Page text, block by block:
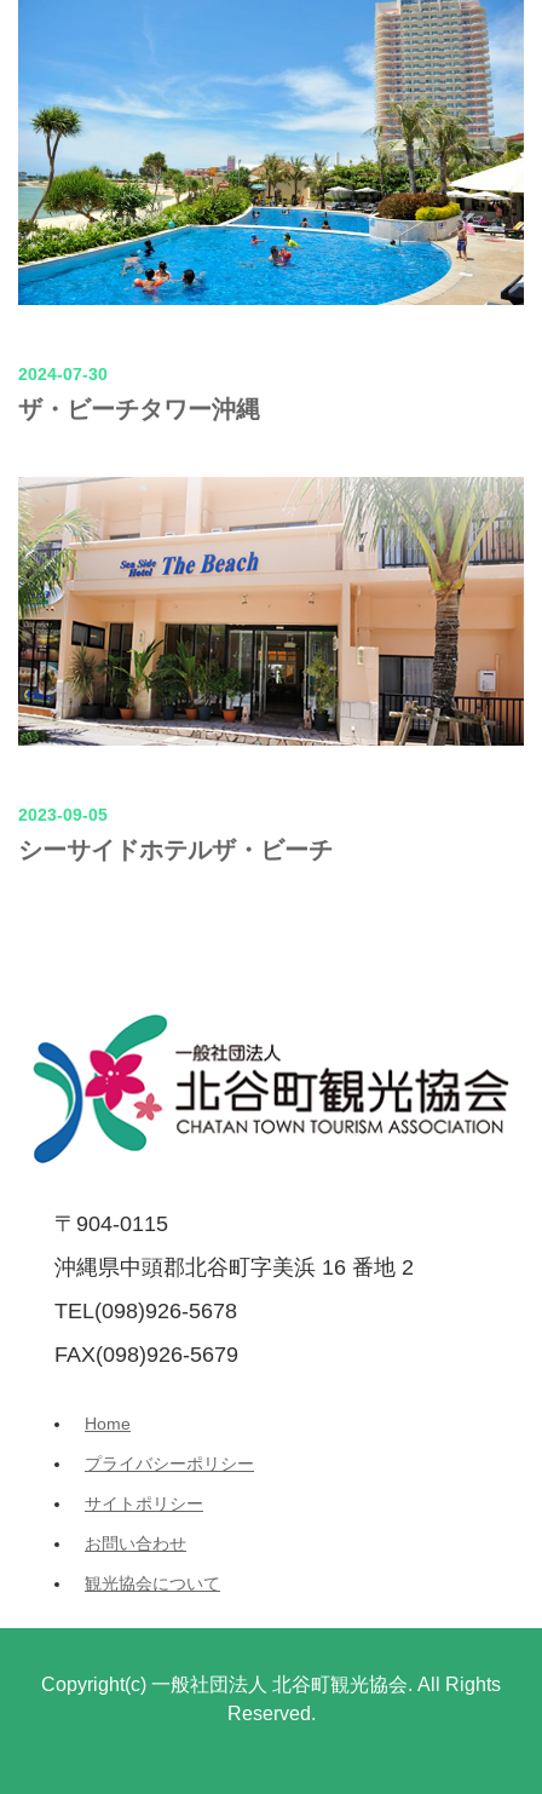
2024-07-30
ザ・ビーチタワー沖縄
2023-09-05
シーサイドホテルザ・ビーチ
〒904-0115
沖縄県中頭郡北谷町字美浜 16 番地 2
TEL(098)926-5678
FAX(098)926-5679
Home
プライバシーポリシー
サイトポリシー
お問い合わせ
観光協会について
Copyright(c) 一般社団法人 北谷町観光協会. All Rights
Reserved.